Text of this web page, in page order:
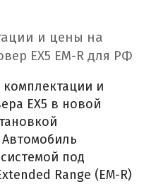
и цены на
EX5 EM-R для РФ
и
EX5 в новой
под
Range (EM-R)